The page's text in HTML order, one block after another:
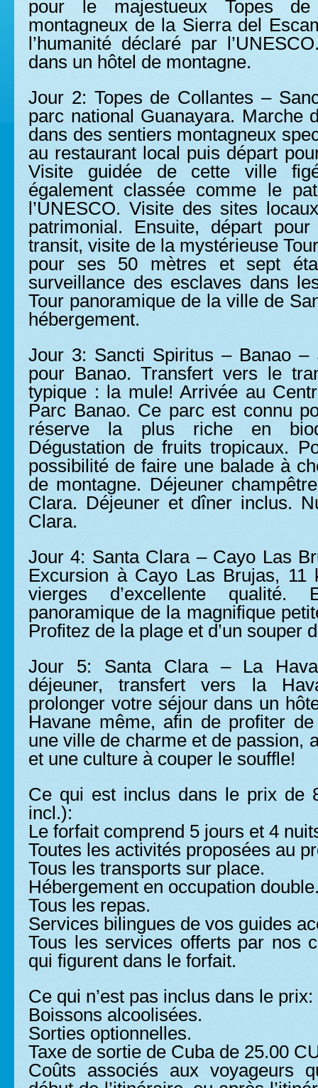
pour le majestueux Topes de
montagneux de la Sierra del
l’humanité déclaré par
dans un hôtel de montagne.
Jour 2: Topes de Collantes –
parc national Guanayara. Marche
dans des sentiers montagneux
au restaurant local puis départ
Visite guidée de cette ville
également classée comme le
l’UNESCO. Visite des sites
patrimonial. Ensuite, départ
transit, visite de la mystérieuse
pour ses 50 mètres et sept
surveillance des esclaves dans
Tour panoramique de la ville de
hébergement.
Jour 3: Sancti Spiritus – Banao –
pour Banao. Transfert vers le
typique : la mule! Arrivée au
Parc Banao. Ce parc est connu
réserve la plus riche en
Dégustation de fruits tropicaux.
possibilité de faire une balade à
de montagne. Déjeuner
Clara. Déjeuner et dîner inclus.
Clara.
Jour 4: Santa Clara – Cayo Las
Excursion à Cayo Las Brujas, 11
vierges d’excellente qualité.
panoramique de la magnifique
Profitez de la plage et d’un souper
Jour 5: Santa Clara – La
déjeuner, transfert vers la
prolonger votre séjour dans un
Havane même, afin de profiter
une ville de charme et de passion,
et une culture à couper le souffle!
Ce qui est inclus dans le prix de
incl.):
Le forfait comprend 5 jours et 4
Toutes les activités proposées au
Tous les transports sur place.
Hébergement en occupation
Tous les repas.
Services bilingues de vos guides
Tous les services offerts par nos
qui figurent dans le forfait.
Ce qui n’est pas inclus dans le prix:
Boissons alcoolisées.
Sorties optionnelles.
Taxe de sortie de Cuba de 25.00
Coûts associés aux voyageurs